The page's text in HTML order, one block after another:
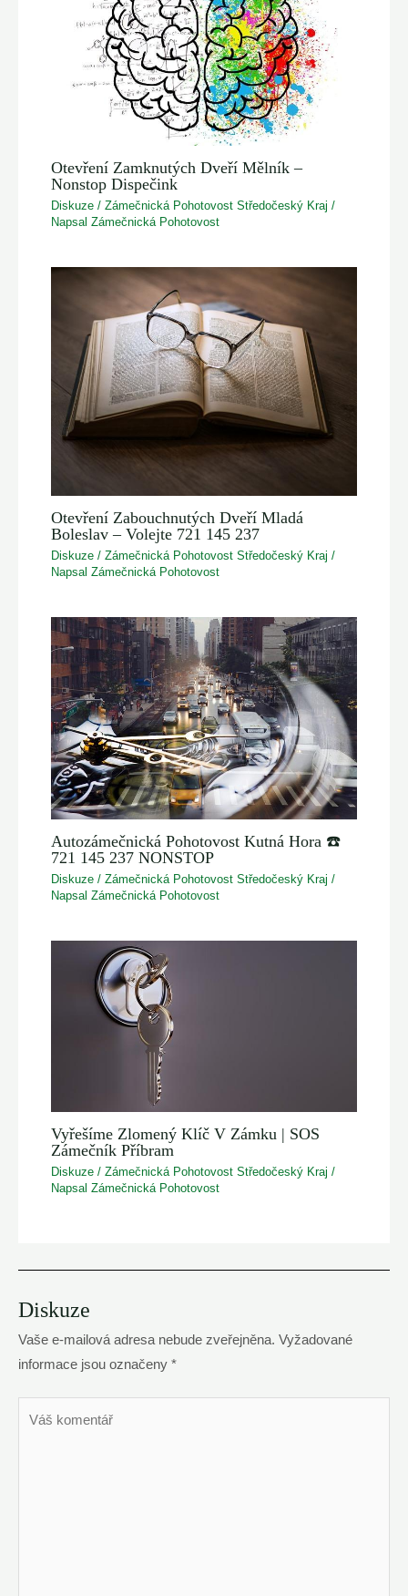
Otevření Zamknutých Dveří Mělník –
Nonstop Dispečink
Diskuze /Zámečnická Pohotovost Středočeský Kraj /
NapsalZámečnická Pohotovost
Otevření Zabouchnutých Dveří Mladá
Boleslav – Volejte 721 145 237
Diskuze /Zámečnická Pohotovost Středočeský Kraj /
NapsalZámečnická Pohotovost
Autozámečnická Pohotovost Kutná Hora ☎️
721 145 237 NONSTOP
Diskuze /Zámečnická Pohotovost Středočeský Kraj /
NapsalZámečnická Pohotovost
Vyřešíme Zlomený Klíč V Zámku | SOS
Zámečník Příbram
Diskuze /Zámečnická Pohotovost Středočeský Kraj /
NapsalZámečnická Pohotovost
Diskuze
Vaše e-mailová adresa nebude zveřejněna. Vyžadované
informace jsou označeny *